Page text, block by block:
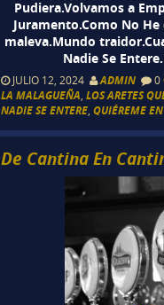
Pudiera.Volvamos a
Juramento.Como No
maleva.Mundo
Nadie Se
JULIO 12, 2024 ADMIN 0
LA MALAGUEÑA ,LOS ARETES
NADIE SE ENTERE ,QUIÉREME
De Cantina En